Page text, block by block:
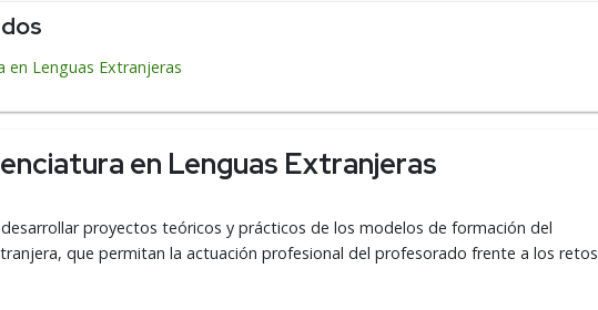
en Lenguas Extranjeras
en Lenguas Extranjeras
proyectos teóricos y prácticos de los modelos de formación del
que permitan la actuación profesional del profesorado frente a los retos